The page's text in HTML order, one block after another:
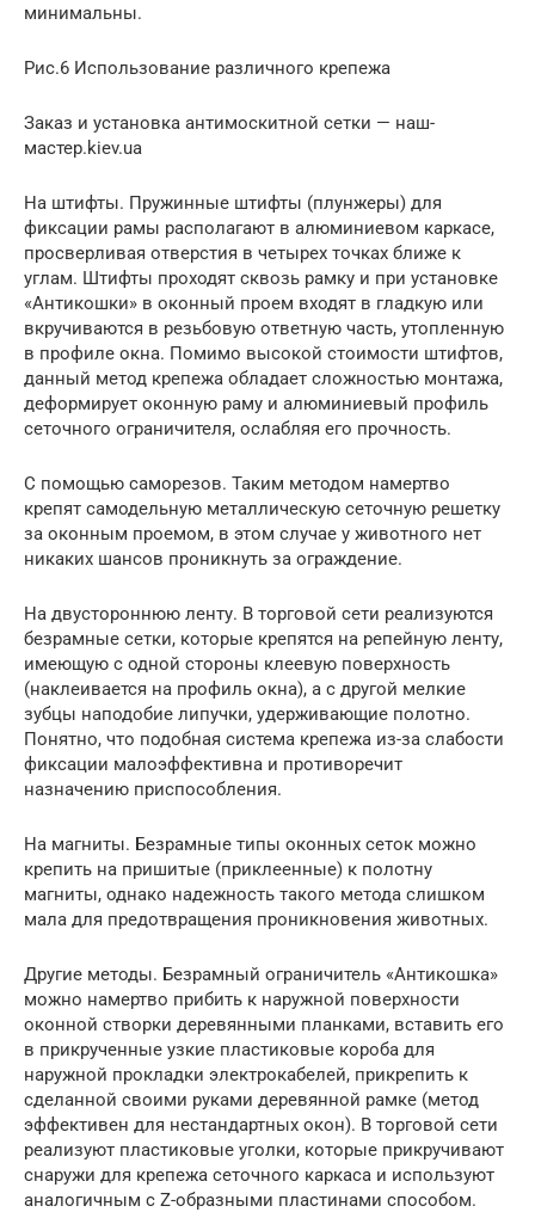
минимальны.
Рис.6 Использование различного крепежа
Заказ и установка антимоскитной сетки — наш-
мастер.kiev.ua
На штифты. Пружинные штифты (плунжеры) для
фиксации рамы располагают в алюминиевом каркасе,
просверливая отверстия в четырех точках ближе к
углам. Штифты проходят сквозь рамку и при установке
«Антикошки» в оконный проем входят в гладкую или
вкручиваются в резьбовую ответную часть, утопленную
в профиле окна. Помимо высокой стоимости штифтов,
данный метод крепежа обладает сложностью монтажа,
деформирует оконную раму и алюминиевый профиль
сеточного ограничителя, ослабляя его прочность.
С помощью саморезов. Таким методом намертво
крепят самодельную металлическую сеточную решетку
за оконным проемом, в этом случае у животного нет
никаких шансов проникнуть за ограждение.
На двустороннюю ленту. В торговой сети реализуются
безрамные сетки, которые крепятся на репейную ленту,
имеющую с одной стороны клеевую поверхность
(наклеивается на профиль окна), а с другой мелкие
зубцы наподобие липучки, удерживающие полотно.
Понятно, что подобная система крепежа из-за слабости
фиксации малоэффективна и противоречит
назначению приспособления.
На магниты. Безрамные типы оконных сеток можно
крепить на пришитые (приклеенные) к полотну
магниты, однако надежность такого метода слишком
мала для предотвращения проникновения животных.
Другие методы. Безрамный ограничитель «Антикошка»
можно намертво прибить к наружной поверхности
оконной створки деревянными планками, вставить его
в прикрученные узкие пластиковые короба для
наружной прокладки электрокабелей, прикрепить к
сделанной своими руками деревянной рамке (метод
эффективен для нестандартных окон). В торговой сети
реализуют пластиковые уголки, которые прикручивают
снаружи для крепежа сеточного каркаса и используют
аналогичным с Z-образными пластинами способом.